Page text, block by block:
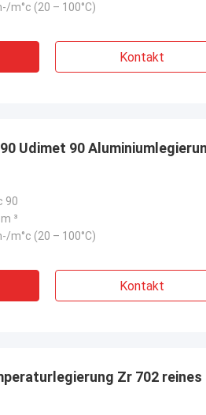
erhalten, alles ist gut
Verpackung, gute
m°c (20 – 100°C)
Kontakt
Udimet 90
90
³
m°c (20 – 100°C)
Kontakt
Zr 702